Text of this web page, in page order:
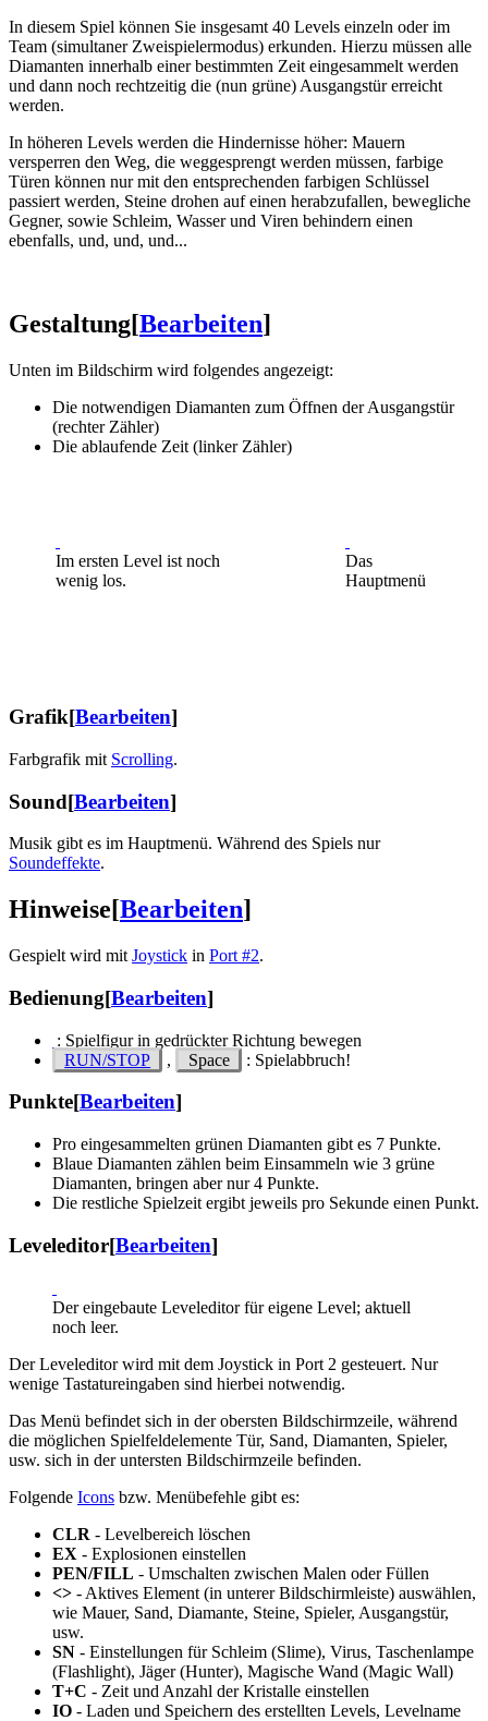
In diesem Spiel können Sie insgesamt 40 Levels einzeln oder im
Team (simultaner Zweispielermodus) erkunden. Hierzu müssen alle
Diamanten innerhalb einer bestimmten Zeit eingesammelt werden
und dann noch rechtzeitig die (nun grüne) Ausgangstür erreicht
werden.
In höheren Levels werden die Hindernisse höher: Mauern
versperren den Weg, die weggesprengt werden müssen, farbige
Türen können nur mit den entsprechenden farbigen Schlüssel
passiert werden, Steine drohen auf einen herabzufallen, bewegliche
Gegner, sowie Schleim, Wasser und Viren behindern einen
ebenfalls, und, und, und...
Gestaltung[Bearbeiten]
Unten im Bildschirm wird folgendes angezeigt:
Die notwendigen Diamanten zum Öffnen der Ausgangstür
(rechter Zähler)
Die ablaufende Zeit (linker Zähler)
Im ersten Level ist noch
wenig los.
Das
Hauptmenü
Grafik[Bearbeiten]
Farbgrafik mit Scrolling.
Sound[Bearbeiten]
Musik gibt es im Hauptmenü. Während des Spiels nur
Soundeffekte.
Hinweise[Bearbeiten]
Gespielt wird mit Joystick in Port #2.
Bedienung[Bearbeiten]
: Spielfigur in gedrückter Richtung bewegen
RUN/STOP
, Space : Spielabbruch!
Punkte[Bearbeiten]
Pro eingesammelten grünen Diamanten gibt es 7 Punkte.
Blaue Diamanten zählen beim Einsammeln wie 3 grüne
Diamanten, bringen aber nur 4 Punkte.
Die restliche Spielzeit ergibt jeweils pro Sekunde einen Punkt.
Leveleditor[Bearbeiten]
Der eingebaute Leveleditor für eigene Level; aktuell
noch leer.
Der Leveleditor wird mit dem Joystick in Port 2 gesteuert. Nur
wenige Tastatureingaben sind hierbei notwendig.
Das Menü befindet sich in der obersten Bildschirmzeile, während
die möglichen Spielfeldelemente Tür, Sand, Diamanten, Spieler,
usw. sich in der untersten Bildschirmzeile befinden.
Folgende Icons bzw. Menübefehle gibt es:
CLR - Levelbereich löschen
EX - Explosionen einstellen
PEN/FILL - Umschalten zwischen Malen oder Füllen
<> - Aktives Element (in unterer Bildschirmleiste) auswählen,
wie Mauer, Sand, Diamante, Steine, Spieler, Ausgangstür,
usw.
SN - Einstellungen für Schleim (Slime), Virus, Taschenlampe
(Flashlight), Jäger (Hunter), Magische Wand (Magic Wall)
T+C - Zeit und Anzahl der Kristalle einstellen
IO - Laden und Speichern des erstellten Levels, Levelname